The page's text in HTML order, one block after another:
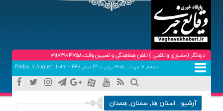
و تلفنی ) تلفن هماهنگی و تعیین وقت:09102904758
جمعه, ۱۶ مرداد , ۱۴۰۵ برابر با 23 صفر 1448 - Friday, 7 August , 2026
آرشیو : استان ها,سمنان,همدان